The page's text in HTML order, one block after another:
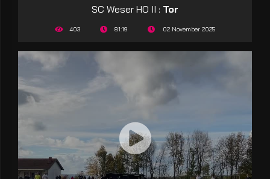
SC Weser HO II : Tor
403 81:19 02 November 2025